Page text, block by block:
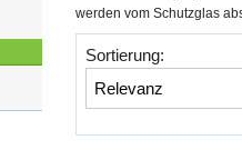
werden vom Schutzglas
Sortierung: